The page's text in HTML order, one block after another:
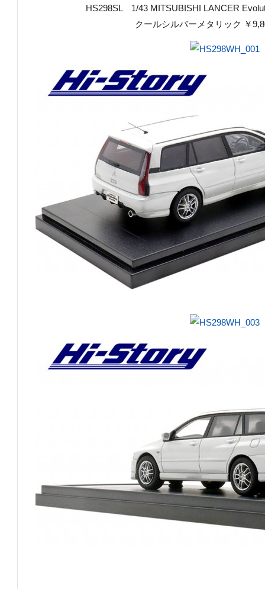
HS298SL 1/43 MITSUBISHI LANCER
クールシルバーメタリック ￥